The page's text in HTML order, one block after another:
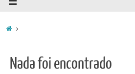
Home
Nada foi encontrado